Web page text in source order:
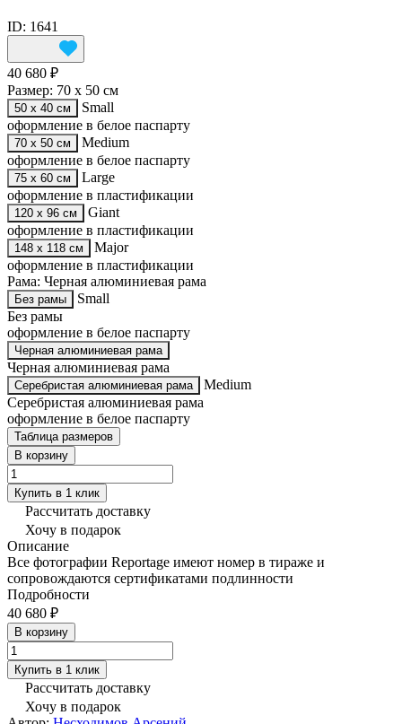
ID: 1641
40 680 ₽
Размер: 70 х 50 см
50 х 40 см
Small
оформление в белое паспарту
70 х 50 см
Medium
оформление в белое паспарту
75 х 60 см
Large
оформление в пластификации
120 х 96 см
Giant
оформление в пластификации
148 х 118 см
Major
оформление в пластификации
Рама: Черная алюминиевая рама
Без рамы
Small
Без рамы
оформление в белое паспарту
Черная алюминиевая рама
Черная алюминиевая рама
Серебристая алюминиевая рама
Medium
Серебристая алюминиевая рама
оформление в белое паспарту
Таблица размеров
В корзину
Купить в 1 клик
Рассчитать доставку
Хочу в подарок
Описание
Все фотографии Reportage имеют номер в тираже и
сопровождаются сертификатами подлинности
Подробности
40 680 ₽
В корзину
Купить в 1 клик
Рассчитать доставку
Хочу в подарок